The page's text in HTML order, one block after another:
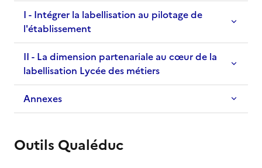
I - Intégrer la labellisation au pilotage de
l'établissement
II - La dimension partenariale au cœur de la
labellisation Lycée des métiers
Annexes
Outils Qualéduc